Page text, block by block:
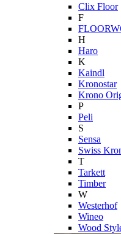
Clix Floor
F
H
Haro
K
Kaindl
Kronostar
Krono
P
Peli
S
Sensa
Swiss
T
Tarkett
Timber
W
Westerhof
Wineo
Wood